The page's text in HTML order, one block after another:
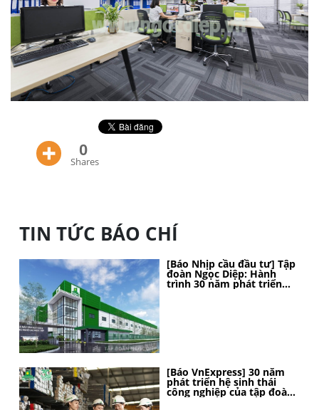
0
Shares
TIN TỨC BÁO CHÍ
[Báo Nhịp cầu đầu tư] Tập
đoàn Ngọc Diệp: Hành
trình 30 năm phát triển
bền vững, kiến tạo vị thế
[Báo VnExpress] 30 năm
phát triển hệ sinh thái
công nghiệp của tập đoàn
Ngọc Diệp